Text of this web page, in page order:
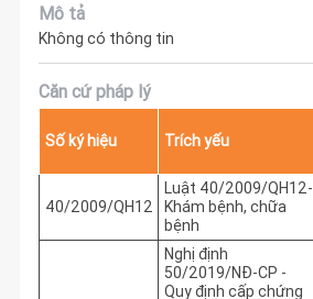
Mô tả
Không có thông tin
Căn cứ pháp lý
Số ký hiệu Trích yếu
40/2009/QH12
Luật 40/2009/QH12-
Khám bệnh, chữa
bệnh
Nghị định
50/2019/NĐ-CP -
Quy định cấp chứng